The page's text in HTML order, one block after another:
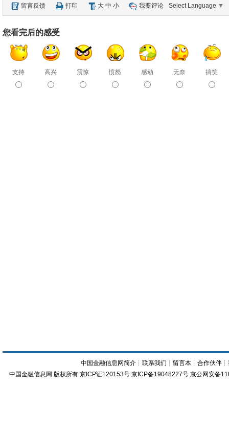
留言反馈 打印 大 中 小 我要评论 Select Language ▼
您看完后的感受
支持 高兴 震惊 愤怒 感动 无奈 搞笑
中国金融信息网简介 ┊联系我们 ┊ 留言本 ┊合作伙伴 ┊
中国金融信息网 版权所有 京ICP证120153号 京ICP备19048227号 京公网安备